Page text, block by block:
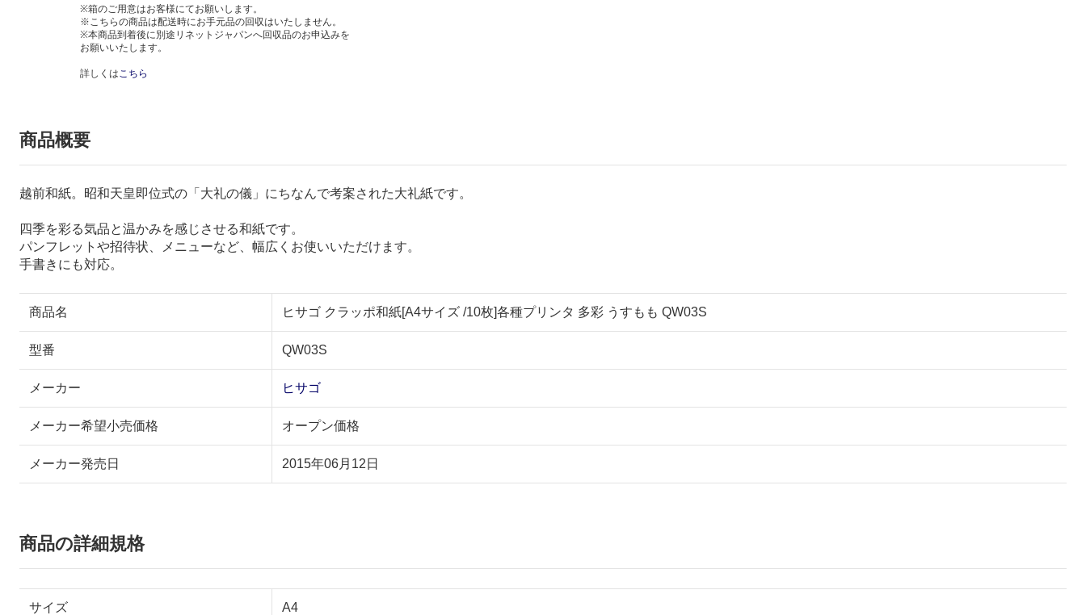
※箱のご用意はお客様にてお願いします。
※こちらの商品は配送時にお手元品の回収はいたしません。
※本商品到着後に別途リネットジャパンへ回収品のお申込みを
お願いいたします。
詳しくは こちら
商品概要
越前和紙。昭和天皇即位式の「大礼の儀」にちなんで考案された大礼紙です。
四季を彩る気品と温かみを感じさせる和紙です。
パンフレットや招待状、メニューなど、幅広くお使いいただけます。
手書きにも対応。
商品名 ヒサゴ クラッポ和紙[A4サイズ /10枚]各種プリンタ 多彩 うすもも QW03S
型番 QW03S
メーカー ヒサゴ
メーカー希望小売価格 オープン価格
メーカー発売日 2015年06月12日
商品の詳細規格
サイズ A4